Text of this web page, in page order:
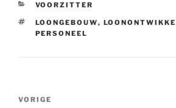
CATEGORIEËN
VOORZITTER
TAGS
LOONGEBOUW,
PERSONEEL
Bericht
Vorig
VORIGE